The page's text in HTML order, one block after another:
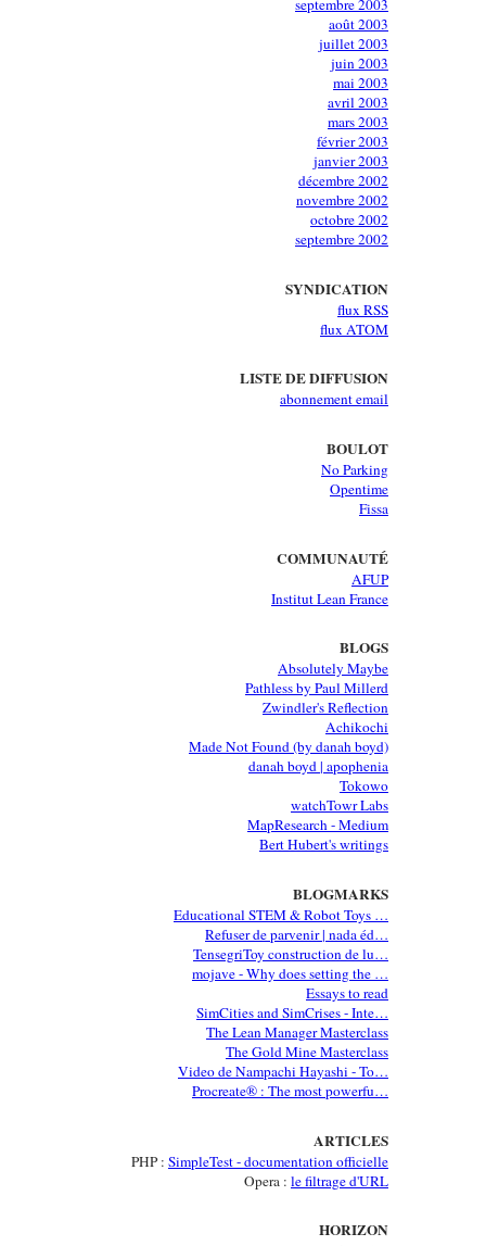
septembre 2003
août 2003
juillet 2003
juin 2003
mai 2003
avril 2003
mars 2003
février 2003
janvier 2003
décembre 2002
novembre 2002
octobre 2002
septembre 2002
SYNDICATION
flux RSS
flux ATOM
LISTE DE DIFFUSION
abonnement email
BOULOT
No Parking
Opentime
Fissa
COMMUNAUTÉ
AFUP
Institut Lean France
BLOGS
Absolutely Maybe
Pathless by Paul Millerd
Zwindler's Reflection
Achikochi
Made Not Found (by danah boyd)
danah boyd | apophenia
Tokowo
watchTowr Labs
MapResearch - Medium
Bert Hubert's writings
BLOGMARKS
Educational STEM & Robot Toys …
Refuser de parvenir | nada éd…
TensegriToy construction de lu…
mojave - Why does setting the …
Essays to read
SimCities and SimCrises - Inte…
The Lean Manager Masterclass
The Gold Mine Masterclass
Video de Nampachi Hayashi - To…
Procreate® : The most powerfu…
ARTICLES
PHP : SimpleTest - documentation officielle
Opera : le filtrage d'URL
HORIZON